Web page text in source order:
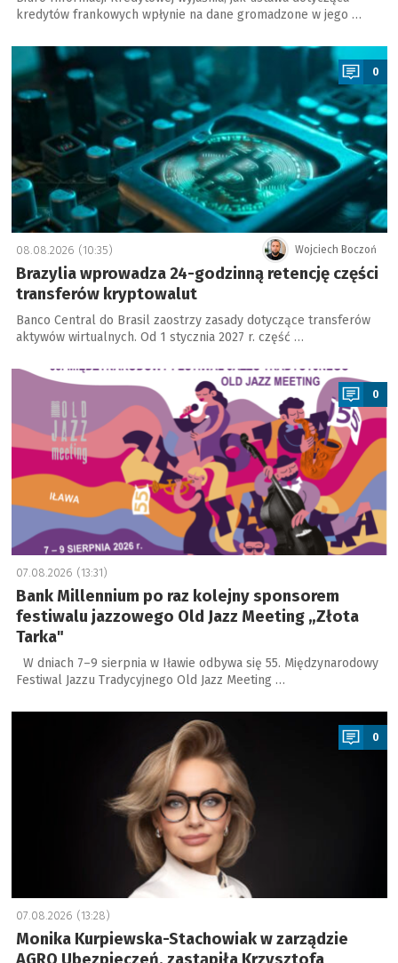
kredytów frankowych wpłynie na dane gromadzone w jego …
a
0
Wojciech Boczoń
08.08.2026 (10:35)
Brazylia wprowadza 24-godzinną retencję części
transferów kryptowalut
Banco Central do Brasil zaostrzy zasady dotyczące transferów
aktywów wirtualnych. Od 1 stycznia 2027 r. część …
a
0
07.08.2026 (13:31)
Bank Millennium po raz kolejny sponsorem
festiwalu jazzowego Old Jazz Meeting „Złota
Tarka"
W dniach 7–9 sierpnia w Iławie odbywa się 55. Międzynarodowy
Festiwal Jazzu Tradycyjnego Old Jazz Meeting …
a
0
07.08.2026 (13:28)
Monika Kurpiewska-Stachowiak w zarządzie